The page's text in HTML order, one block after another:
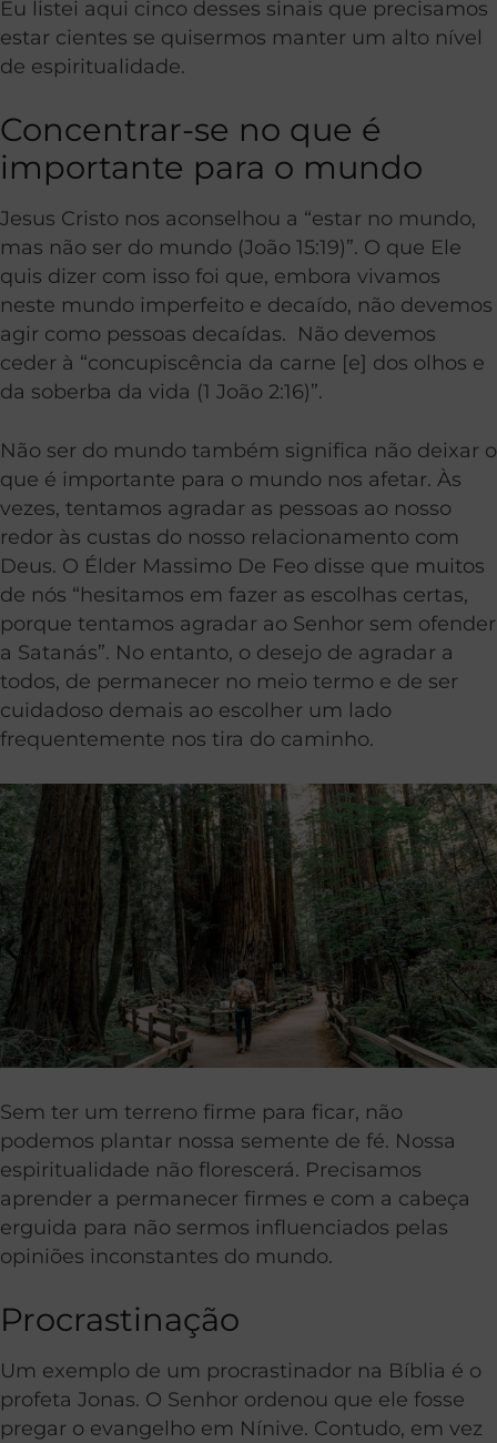
Eu listei aqui cinco desses sinais que precisamos
estar cientes se quisermos manter um alto nível
de espiritualidade.
Concentrar-se no que é
importante para o mundo
Jesus Cristo nos aconselhou a “estar no mundo,
mas não ser do mundo (João 15:19)”. O que Ele
quis dizer com isso foi que, embora vivamos
neste mundo imperfeito e decaído, não devemos
agir como pessoas decaídas. Não devemos
ceder à “concupiscência da carne [e] dos olhos e
da soberba da vida (1 João 2:16)”.
Não ser do mundo também significa não deixar o
que é importante para o mundo nos afetar. Às
vezes, tentamos agradar as pessoas ao nosso
redor às custas do nosso relacionamento com
Deus. O Élder Massimo De Feo disse que muitos
de nós “hesitamos em fazer as escolhas certas,
porque tentamos agradar ao Senhor sem ofender
a Satanás”. No entanto, o desejo de agradar a
todos, de permanecer no meio termo e de ser
cuidadoso demais ao escolher um lado
frequentemente nos tira do caminho.
Sem ter um terreno firme para ficar, não
podemos plantar nossa semente de fé. Nossa
espiritualidade não florescerá. Precisamos
aprender a permanecer firmes e com a cabeça
erguida para não sermos influenciados pelas
opiniões inconstantes do mundo.
Procrastinação
Um exemplo de um procrastinador na Bíblia é o
profeta Jonas. O Senhor ordenou que ele fosse
pregar o evangelho em Nínive. Contudo, em vez